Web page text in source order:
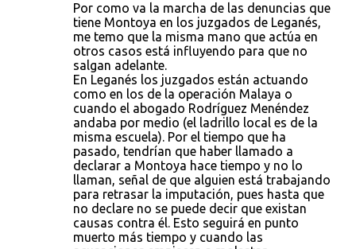
Por como va la marcha de las denuncias que
tiene Montoya en los juzgados de Leganés,
me temo que la misma mano que actúa en
otros casos está influyendo para que no
salgan adelante.
En Leganés los juzgados están actuando
como en los de la operación Malaya o
cuando el abogado Rodríguez Menéndez
andaba por medio (el ladrillo local es de la
misma escuela). Por el tiempo que ha
pasado, tendrían que haber llamado a
declarar a Montoya hace tiempo y no lo
llaman, señal de que alguien está trabajando
para retrasar la imputación, pues hasta que
no declare no se puede decir que existan
causas contra él. Esto seguirá en punto
muerto más tiempo y cuando las